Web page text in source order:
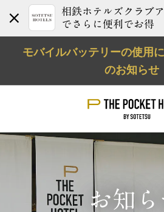
相鉄ホテルズクラブ
でさらに便利でお得
モバイルバッテリーの使用
のお知らせ
お知ら